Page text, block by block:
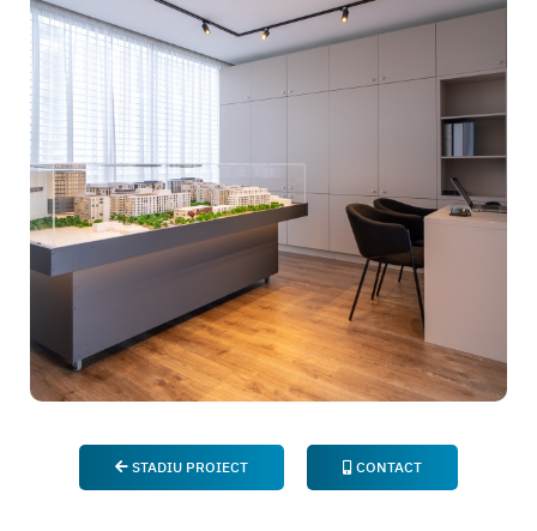
STADIU PROIECT CONTACT